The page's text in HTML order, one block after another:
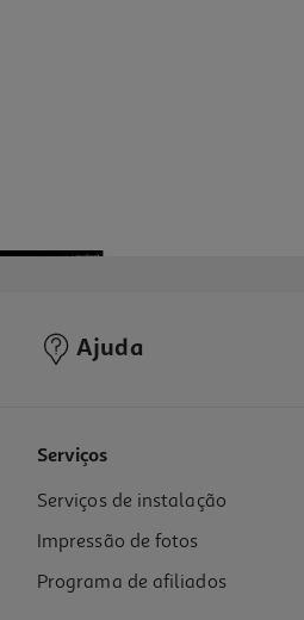
Ajuda
Serviços
Serviços de instalação
Impressão de fotos
Programa de afiliados